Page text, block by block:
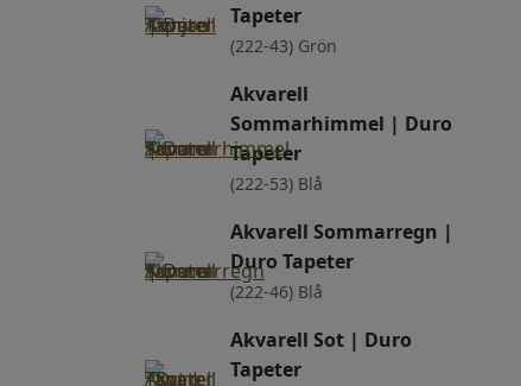
Tapeter
(222-43) Grön
Akvarell
Sommarhimmel | Duro
Tapeter
(222-53) Blå
Akvarell Sommarregn |
Duro Tapeter
(222-46) Blå
Akvarell Sot | Duro
Tapeter